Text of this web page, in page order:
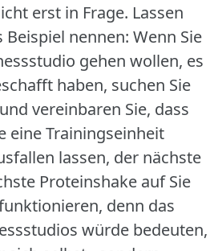
erst in Frage. Lassen
Beispiel nennen: Wenn Sie
gehen wollen, es
haben, suchen Sie
vereinbaren Sie, dass
eine Trainingseinheit
lassen, der nächste
Proteinshake auf Sie
denn das
würde bedeuten,